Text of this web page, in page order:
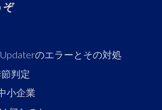
ぞ
のエラーとその対処
判定
小企業